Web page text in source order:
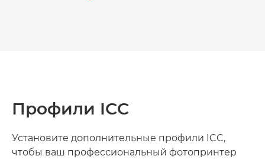
Профили ICC
Установите дополнительные профили ICC,
чтобы ваш профессиональный фотопринтер